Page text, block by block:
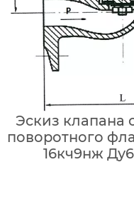
Эскиз клапана
поворотного
16кч9нж